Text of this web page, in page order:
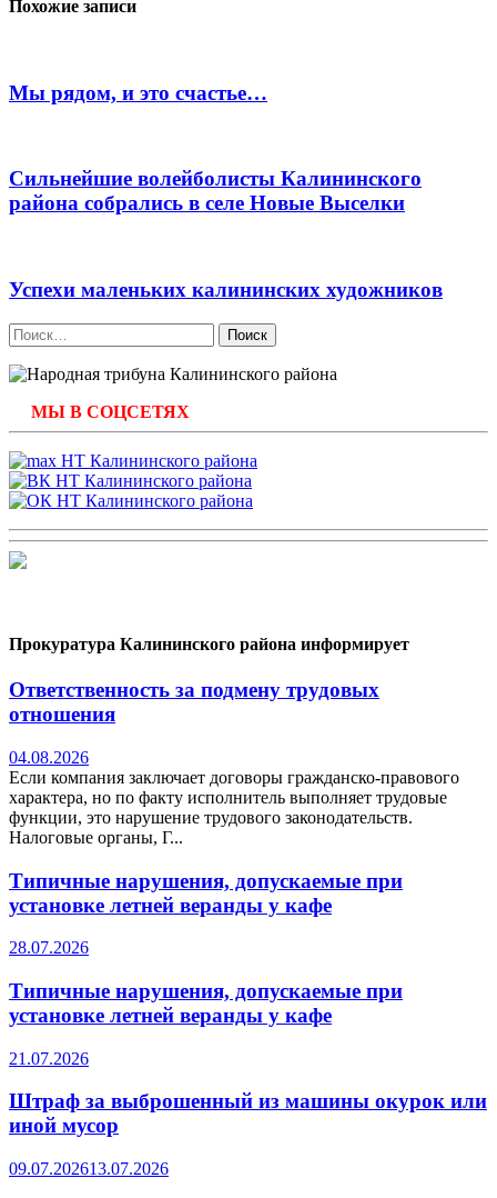
записям
Похожие записи
Мы рядом, и это счастье…
Сильнейшие волейболисты Калининского
района собрались в селе Новые Выселки
Успехи маленьких калининских художников
Найти:
МЫ В СОЦСЕТЯХ
Прокуратура Калининского района информирует
Ответственность за подмену трудовых
отношения
04.08.2026
Если компания заключает договоры гражданско-правового
характера, но по факту исполнитель выполняет трудовые
функции, это нарушение трудового законодательств.
Налоговые органы, Г...
Типичные нарушения, допускаемые при
установке летней веранды у кафе
28.07.2026
Типичные нарушения, допускаемые при
установке летней веранды у кафе
21.07.2026
Штраф за выброшенный из машины окурок или
иной мусор
09.07.202613.07.2026